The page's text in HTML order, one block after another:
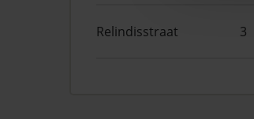
Relindisstraat 3